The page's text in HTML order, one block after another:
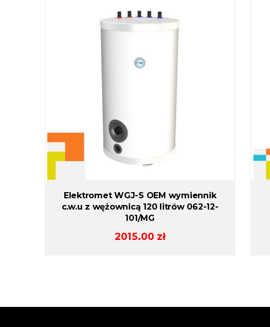
Elektromet WGJ-S OEM wymiennik
c.w.u z wężownicą 120 litrów 062-12-
101/MG
2015.00 zł